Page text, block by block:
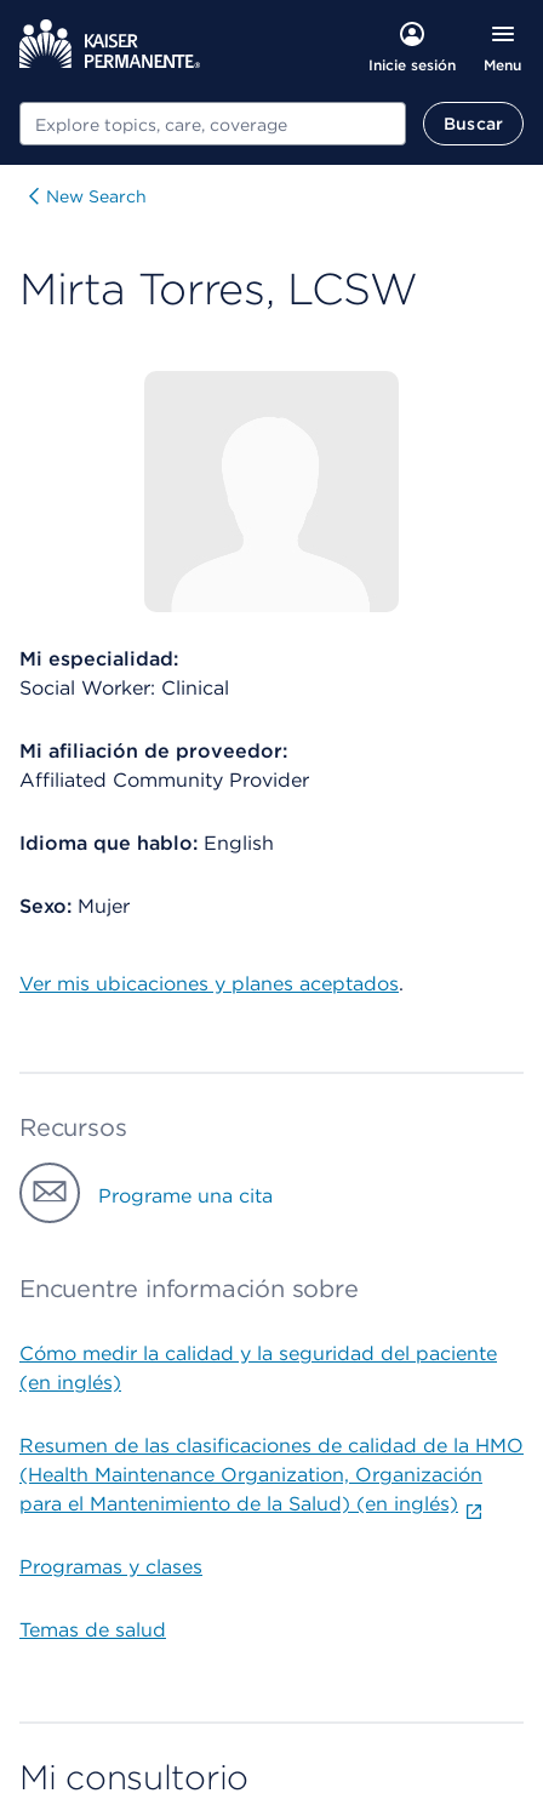
Inicie sesión Menu
Buscar Buscar
New Search
Mirta Torres, LCSW
Mi especialidad:
Social Worker: Clinical
Mi afiliación de proveedor:
Affiliated Community Provider
Idioma que hablo: English
Sexo: Mujer
Ver mis ubicaciones y planes aceptados.
Recursos
Programe una cita
Encuentre información sobre
Cómo medir la calidad y la seguridad del paciente
(en inglés)
Resumen de las clasificaciones de calidad de la HMO
(Health Maintenance Organization, Organización
para el Mantenimiento de la Salud) (en inglés)
Programas y clases
Temas de salud
Mi consultorio